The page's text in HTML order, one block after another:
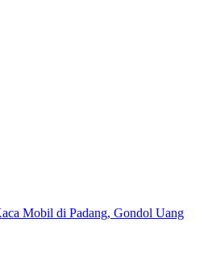
Mobil di Padang, Gondol Uang